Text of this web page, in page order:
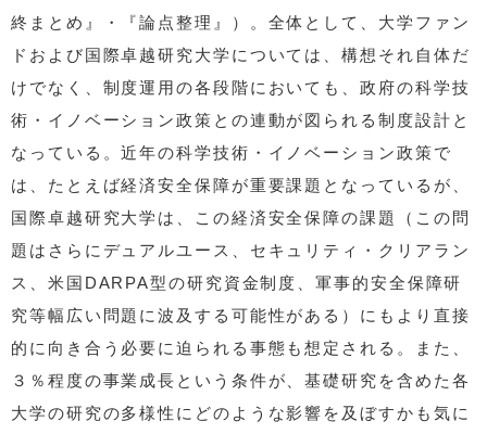
終まとめ』・『論点整理』）。全体として、大学ファン
ドおよび国際卓越研究大学については、構想それ自体だ
けでなく、制度運用の各段階においても、政府の科学技
術・イノベーション政策との連動が図られる制度設計と
なっている。近年の科学技術・イノベーション政策で
は、たとえば経済安全保障が重要課題となっているが、
国際卓越研究大学は、この経済安全保障の課題（この問
題はさらにデュアルユース、セキュリティ・クリアラン
ス、米国DARPA型の研究資金制度、軍事的安全保障研
究等幅広い問題に波及する可能性がある）にもより直接
的に向き合う必要に迫られる事態も想定される。また、
３％程度の事業成長という条件が、基礎研究を含めた各
大学の研究の多様性にどのような影響を及ぼすかも気に